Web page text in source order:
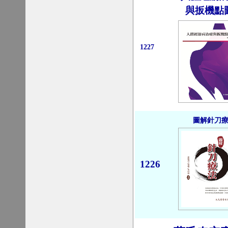
1227
與扳機點
1226
圖解針刀